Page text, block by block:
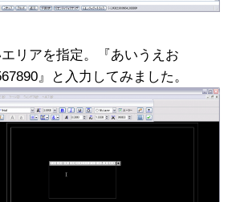
リアを指定。『あいうえお
』と入力してみました。